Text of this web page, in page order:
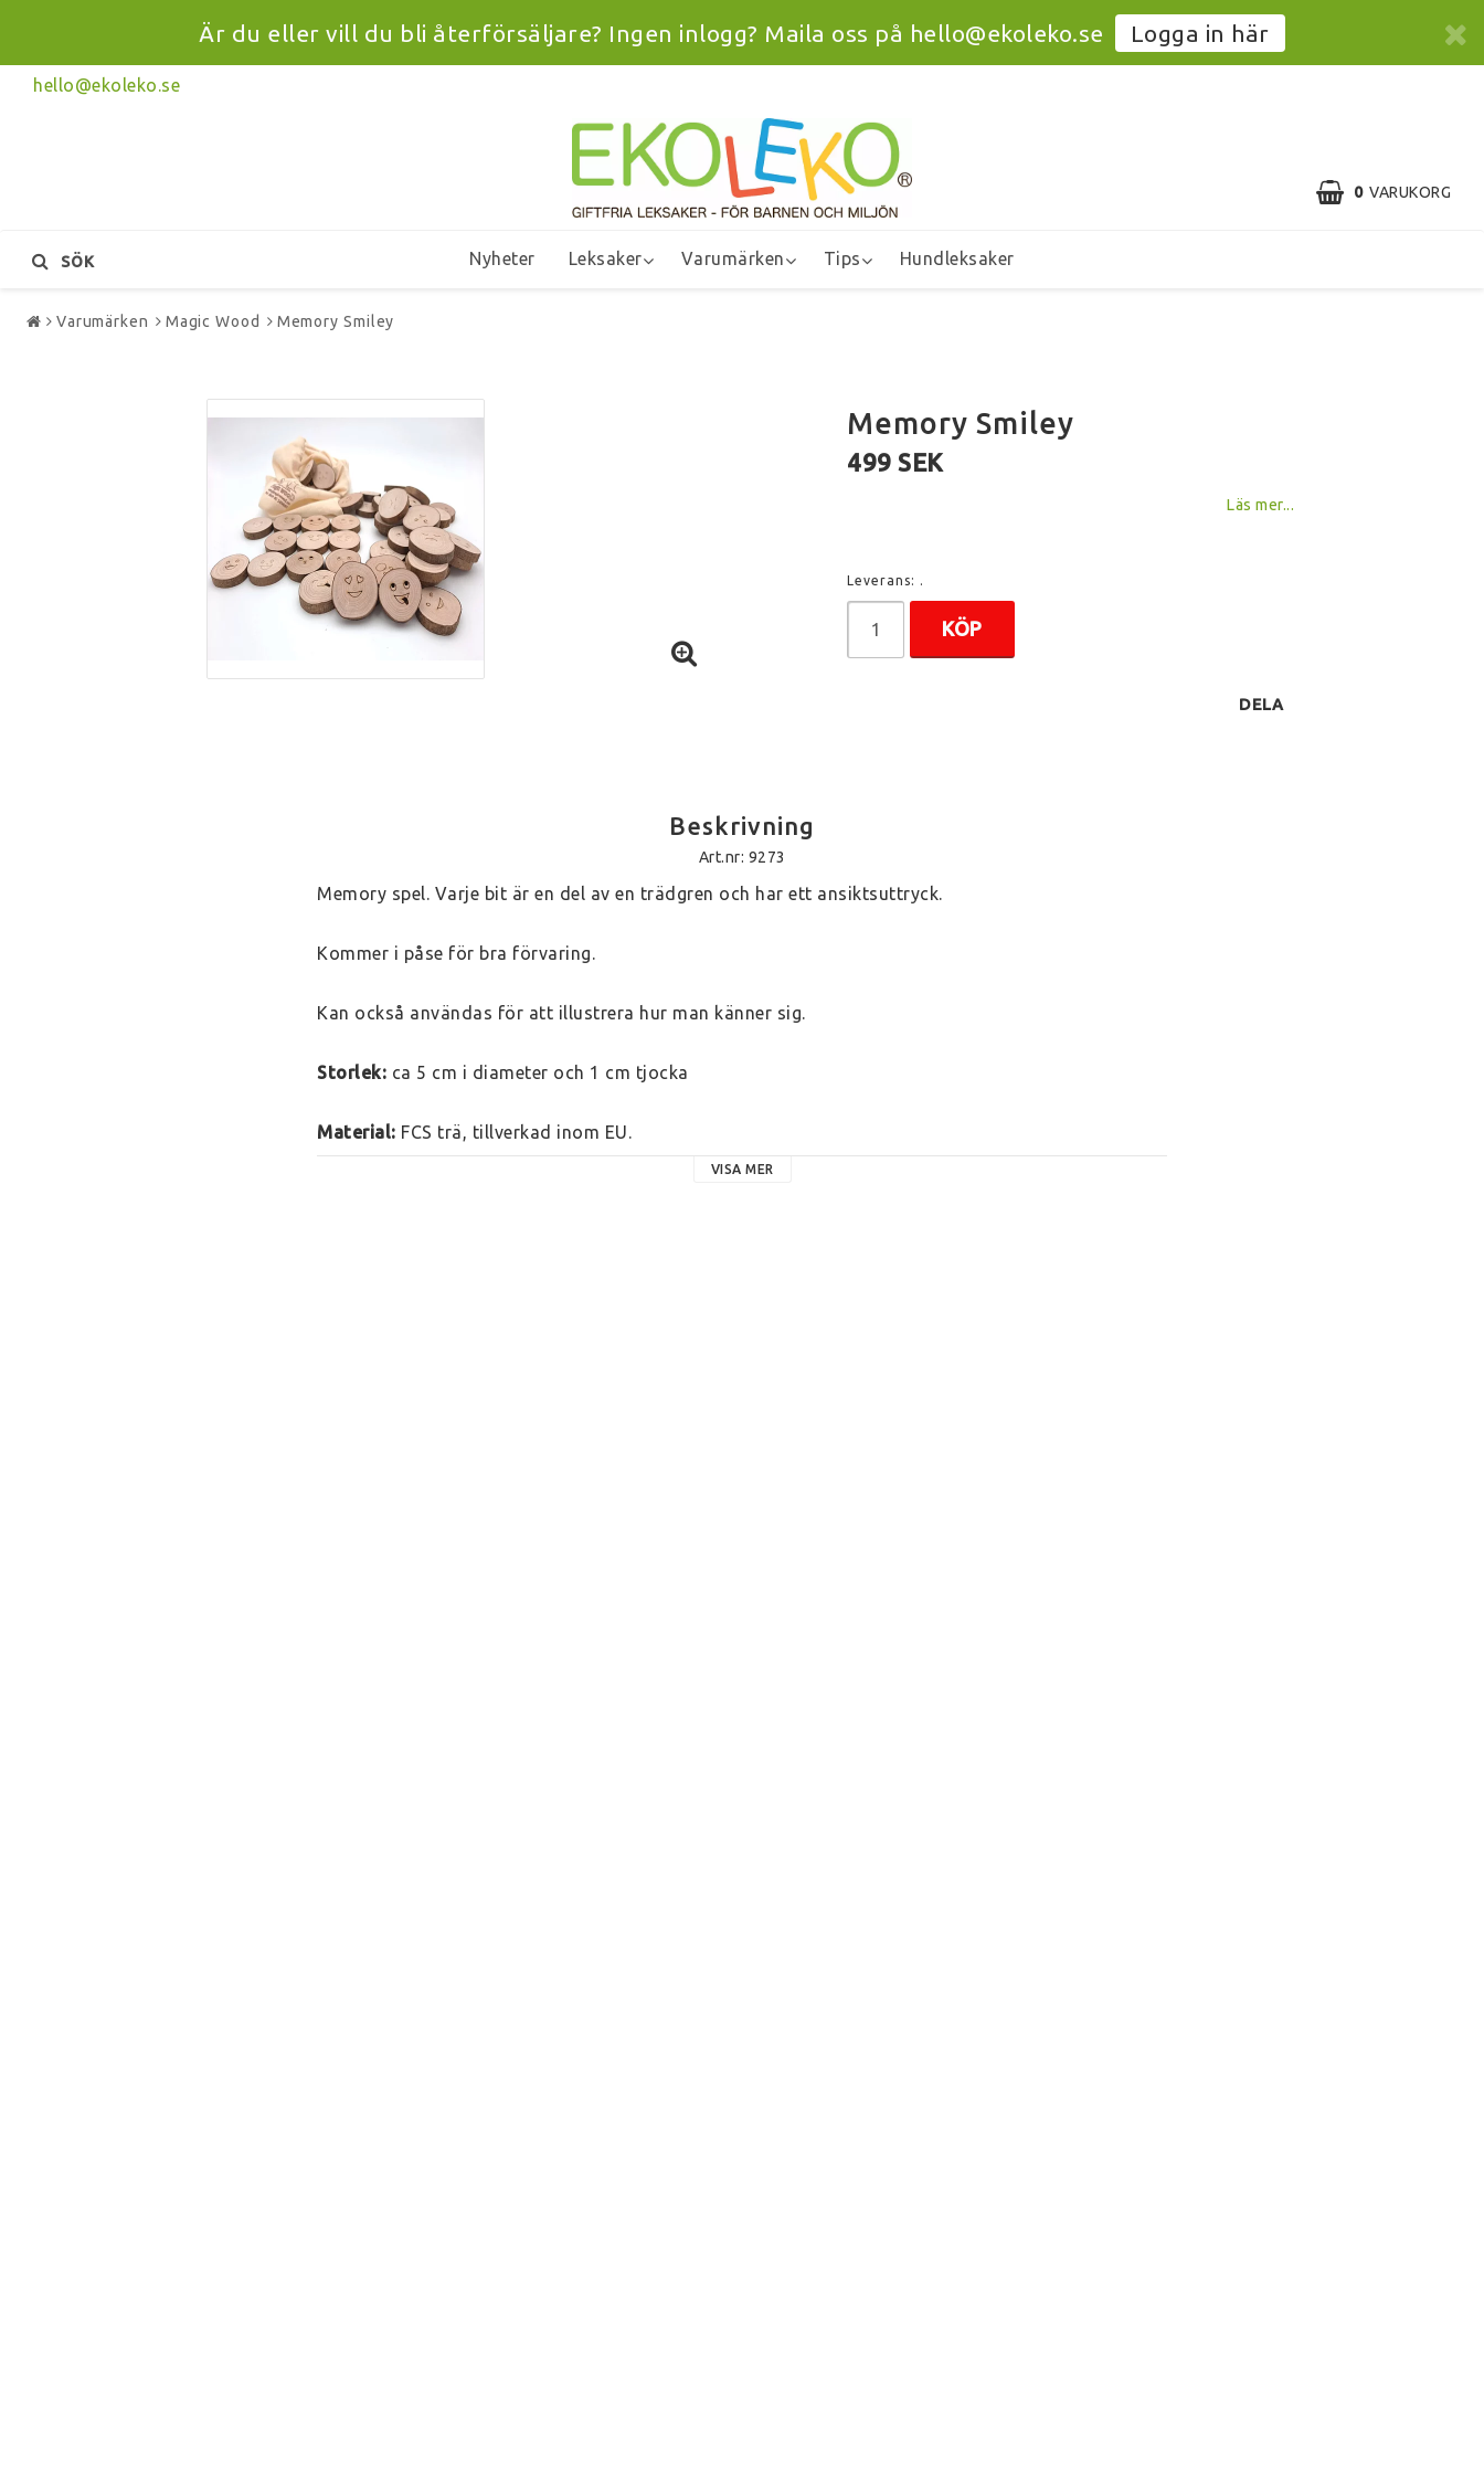
Är du eller vill du bli återförsäljare? Ingen inlogg? Maila oss på hello@ekoleko.se Logga in här
hello@ekoleko.se
0 VARUKORG
Nyheter Leksaker Varumärken Tips Hundleksaker
SÖK
Varumärken Magic Wood Memory Smiley
Memory Smiley
499 SEK
Läs mer...
Leverans: .
KÖP
DELA
Beskrivning
Art.nr: 9273
Memory spel. Varje bit är en del av en trädgren och har ett ansiktsuttryck.
Kommer i påse för bra förvaring.
Kan också användas för att illustrera hur man känner sig.
Storlek: ca 5 cm i diameter och 1 cm tjocka
Material: FCS trä, tillverkad inom EU.
VISA MER